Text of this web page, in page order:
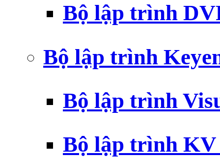
Bộ lập trình
Bộ lập trình
Bộ lập trình
Bộ lập trình